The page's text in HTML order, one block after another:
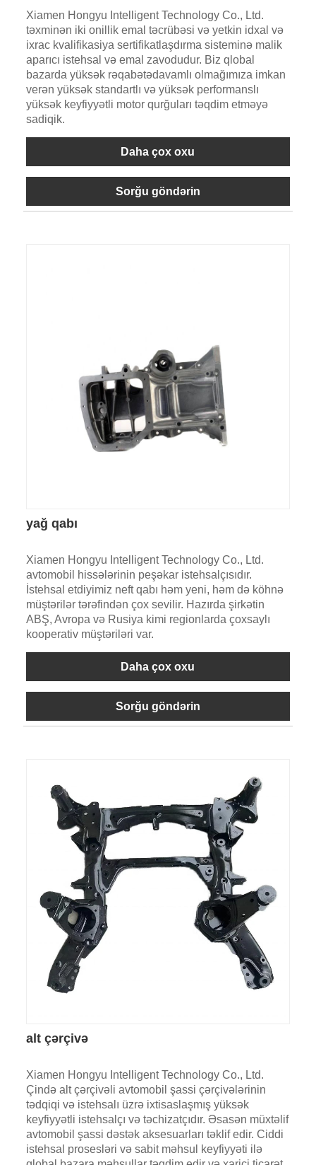
Xiamen Hongyu Intelligent Technology Co., Ltd.
təxminən iki onillik emal təcrübəsi və yetkin idxal və
ixrac kvalifikasiya sertifikatlaşdırma sisteminə malik
aparıcı istehsal və emal zavodudur. Biz qlobal
bazarda yüksək rəqabətədavamlı olmağımıza imkan
verən yüksək standartlı və yüksək performanslı
yüksək keyfiyyətli motor qurğuları təqdim etməyə
sadiqik.
Daha çox oxu
Sorğu göndərin
yağ qabı
Xiamen Hongyu Intelligent Technology Co., Ltd.
avtomobil hissələrinin peşəkar istehsalçısıdır.
İstehsal etdiyimiz neft qabı həm yeni, həm də köhnə
müştərilər tərəfindən çox sevilir. Hazırda şirkətin
ABŞ, Avropa və Rusiya kimi regionlarda çoxsaylı
kooperativ müştəriləri var.
Daha çox oxu
Sorğu göndərin
alt çərçivə
Xiamen Hongyu Intelligent Technology Co., Ltd.
Çində alt çərçivəli avtomobil şassi çərçivələrinin
tədqiqi və istehsalı üzrə ixtisaslaşmış yüksək
keyfiyyətli istehsalçı və təchizatçıdır. Əsasən müxtəlif
avtomobil şassi dəstək aksesuarları təklif edir. Ciddi
istehsal prosesləri və sabit məhsul keyfiyyəti ilə